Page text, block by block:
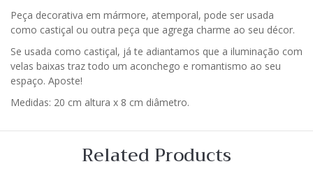
Peça decorativa em mármore, atemporal, pode ser usada
como castiçal ou outra peça que agrega charme ao seu décor.
Se usada como castiçal, já te adiantamos que a iluminação com
velas baixas traz todo um aconchego e romantismo ao seu
espaço. Aposte!
Medidas: 20 cm altura x 8 cm diâmetro.
Related Products